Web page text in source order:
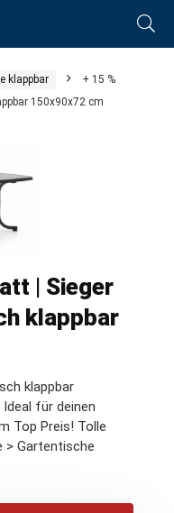
klappbar
+ 15 %
150x90x72 cm
| Sieger
klappbar
klappbar
für deinen
Top Preis! Tolle
> Gartentische